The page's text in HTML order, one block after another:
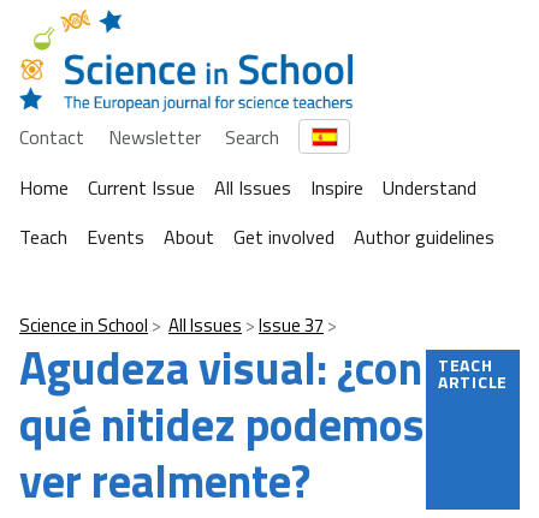
Contact Newsletter
Search
Home
Current Issue All Issues Inspire
Understand
Teach
Events About Get involved Author guidelines
Science in School All Issues Issue 37
Agudeza visual: ¿con
qué nitidez podemos
ver realmente?
TEACH
ARTICLE